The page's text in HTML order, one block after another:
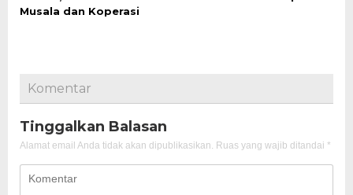
Musala dan Koperasi
Komentar
Tinggalkan Balasan
Alamat email Anda tidak akan dipublikasikan. Ruas yang wajib ditandai *